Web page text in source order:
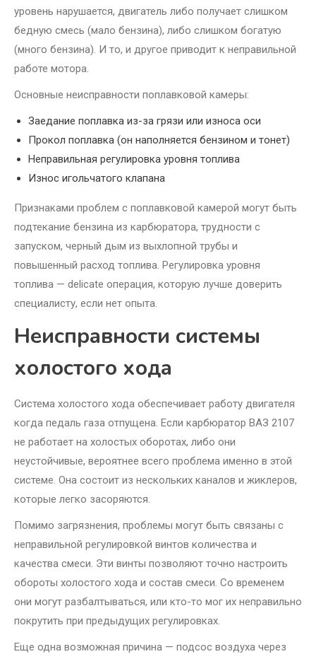
уровень нарушается, двигатель либо получает слишком
бедную смесь (мало бензина), либо слишком богатую
(много бензина). И то, и другое приводит к неправильной
работе мотора.
Основные неисправности поплавковой камеры:
Заедание поплавка из-за грязи или износа оси
Прокол поплавка (он наполняется бензином и тонет)
Неправильная регулировка уровня топлива
Износ игольчатого клапана
Признаками проблем с поплавковой камерой могут быть
подтекание бензина из карбюратора, трудности с
запуском, черный дым из выхлопной трубы и
повышенный расход топлива. Регулировка уровня
топлива — delicate операция, которую лучше доверить
специалисту, если нет опыта.
Неисправности системы
холостого хода
Система холостого хода обеспечивает работу двигателя
когда педаль газа отпущена. Если карбюратор ВАЗ 2107
не работает на холостых оборотах, либо они
неустойчивые, вероятнее всего проблема именно в этой
системе. Она состоит из нескольких каналов и жиклеров,
которые легко засоряются.
Помимо загрязнения, проблемы могут быть связаны с
неправильной регулировкой винтов количества и
качества смеси. Эти винты позволяют точно настроить
обороты холостого хода и состав смеси. Со временем
они могут разбалтываться, или кто-то мог их неправильно
покрутить при предыдущих регулировках.
Еще одна возможная причина — подсос воздуха через